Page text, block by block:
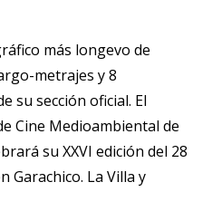
más longevo de
metrajes y 8
su sección oficial. El
Cine Medioambiental de
su XXVI edición del 28
Garachico. La Villa y